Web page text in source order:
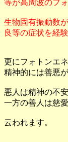
等が高周波のフ
生物固有振動数
良等の症状を経
更にフォトンエ
精神的には善悪
悪人は精神の不
一方の善人は慈
云われます。